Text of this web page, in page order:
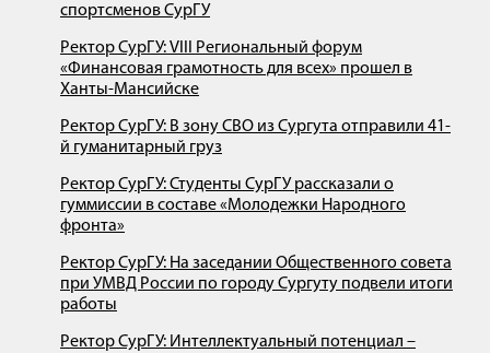
спортсменов СурГУ
Ректор СурГУ: VIII Региональный форум
«Финансовая грамотность для всех» прошел в
Ханты-Мансийске
Ректор СурГУ: В зону СВО из Сургута отправили 41-
й гуманитарный груз
Ректор СурГУ: Студенты СурГУ рассказали о
гуммиссии в составе «Молодежки Народного
фронта»
Ректор СурГУ: На заседании Общественного совета
при УМВД России по городу Сургуту подвели итоги
работы
Ректор СурГУ: Интеллектуальный потенциал –